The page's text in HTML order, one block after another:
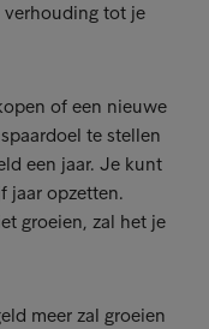
verhouding tot je
of een nieuwe
te stellen
een jaar. Je kunt
jaar opzetten.
groeien, zal het je
meer zal groeien